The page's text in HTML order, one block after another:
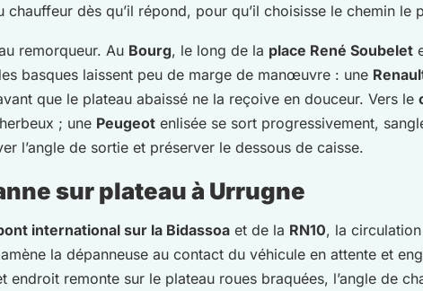
dès qu’il répond, pour qu’il choisisse le chemin le
remorqueur. Au Bourg, le long de la place René Soubelet
basques laissent peu de marge de manœuvre : une
que le plateau abaissé ne la reçoive en douceur. Vers le
; une Peugeot enlisée se sort progressivement,
l’angle de sortie et préserver le dessous de caisse.
sur plateau à Urrugne
international sur la Bidassoa et de la RN10, la
la dépanneuse au contact du véhicule en attente et
endroit remonte sur le plateau roues braquées, l’angle de